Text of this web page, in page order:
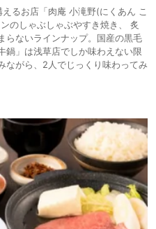
るお店「肉庵 小滝野(にくあん こ
のしゃぶしゃぶやすき焼き、 炙
らないラインナップ。国産の黒毛
鍋」は浅草店でしか味わえない限
ながら、2人でじっくり味わってみ